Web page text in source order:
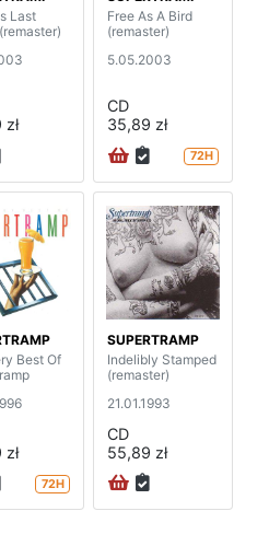
Last
Free As A Bird
(remaster)
5.05.2003
CD
35,89 zł
72H
Best Of
72H
SUPERTRAMP
Indelibly Stamped
(remaster)
21.01.1993
CD
55,89 zł